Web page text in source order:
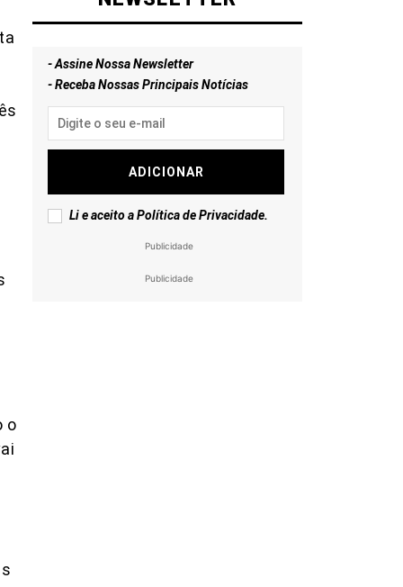
o
- Assine Nossa Newsletter
- Receba Nossas Principais Notícias
ADICIONAR
Li e aceito aPolítica de Privacidade.
Publicidade
Publicidade